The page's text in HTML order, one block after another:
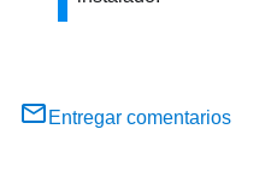
Entregar comentarios